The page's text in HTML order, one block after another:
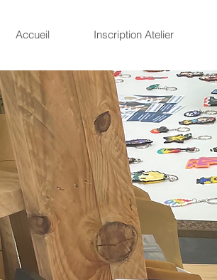
Accueil Inscription Atelier